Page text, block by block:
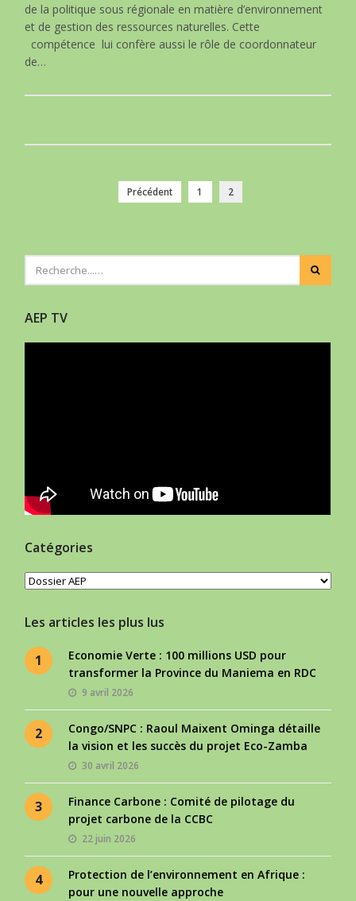
de la politique sous régionale en matière d’environnement
et de gestion des ressources naturelles. Cette
compétence lui confère aussi le rôle de coordonnateur
de…
Précédent 1 2
AEP TV
Catégories
Catégories
Les articles les plus lus
1
Economie Verte : 100 millions USD pour
transformer la Province du Maniema en RDC
9 avril 2026
2
Congo/SNPC : Raoul Maixent Ominga détaille
la vision et les succès du projet Eco-Zamba
30 avril 2026
3
Finance Carbone : Comité de pilotage du
projet carbone de la CCBC
22 juin 2026
4
Protection de l’environnement en Afrique :
pour une nouvelle approche